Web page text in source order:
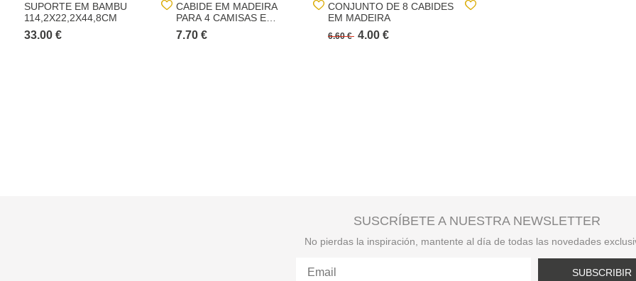
SUPORTE EM BAMBU
114,2X22,2X44,8CM
33.00 €
CABIDE EM MADEIRA
PARA 4 CAMISAS E
CALÇAS
7.70 €
CONJUNTO DE 8 CABIDES
EM MADEIRA
6.60 € 4.00 €
SUSCRÍBETE A NUESTRA NEWSLETTER
No pierdas la inspiración, mantente al día de todas las novedades
SUBSCRIBIR